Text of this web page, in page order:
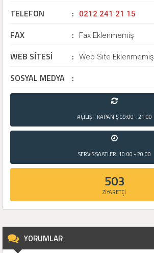
TELEFON : 0212 241 21 15
FAX : Fax Eklenmemiş
WEB SİTESİ : Web Site Eklenmemiş
SOSYAL MEDYA :
AÇILIŞ - KAPANIŞ09:00 - 21:00
SERVİS SAATLERİ 10:00 - 20:00
503
ZİYARETÇİ
YORUMLAR